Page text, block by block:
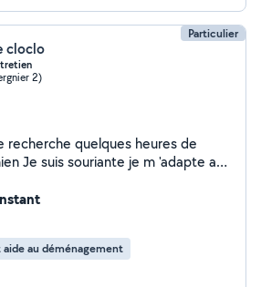
Particulier
cloclo
2)
recherche quelques heures de
a
au déménagement